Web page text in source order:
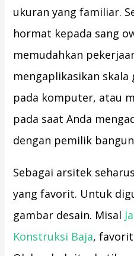
ukuran yang familiar.
hormat kepada sang
memudahkan
mengaplikasikan
pada komputer, atau
pada saat Anda
dengan pemilik
Sebagai arsitek
yang favorit. Untuk
gambar desain. Misal
Konstruksi Baja,